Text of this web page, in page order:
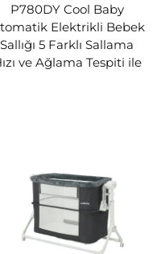
P780DY Cool Baby
Elektrikli Bebek
Sallığı 5 Farklı Sallama
ve Ağlama Tespiti ile